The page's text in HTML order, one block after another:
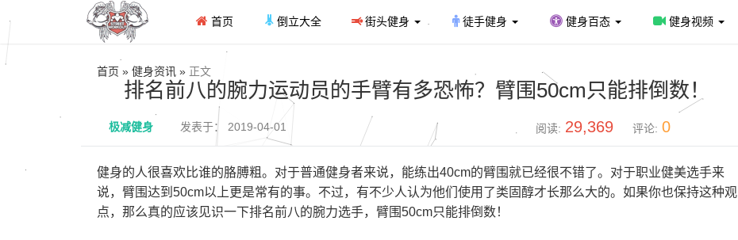
首页 倒立大全 街头健身 徒手健身 健身百态 健身视频
首页 » 健身资讯 » 正文
排名前八的腕力运动员的手臂有多恐怖？臂围50cm只能排倒数！
极减健身 发表于： 2019-04-01 阅读: 29,369 评论: 0
健身的人很喜欢比谁的胳膊粗。对于普通健身者来说，能练出40cm的臂围就已经很不错了。对于职业健美选手来
说，臂围达到50cm以上更是常有的事。不过，有不少人认为他们使用了类固醇才长那么大的。如果你也保持这种观
点，那么真的应该见识一下排名前八的腕力选手，臂围50cm只能排倒数！